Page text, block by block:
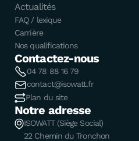
Actualités
FAQ / lexique
Carrière
Nos qualifications
Contactez-nous
04 78 88 16 79
contact@isowatt.fr
Plan du site
Notre adresse
ISOWATT (Siège Social)
22 Chemin du Tronchon